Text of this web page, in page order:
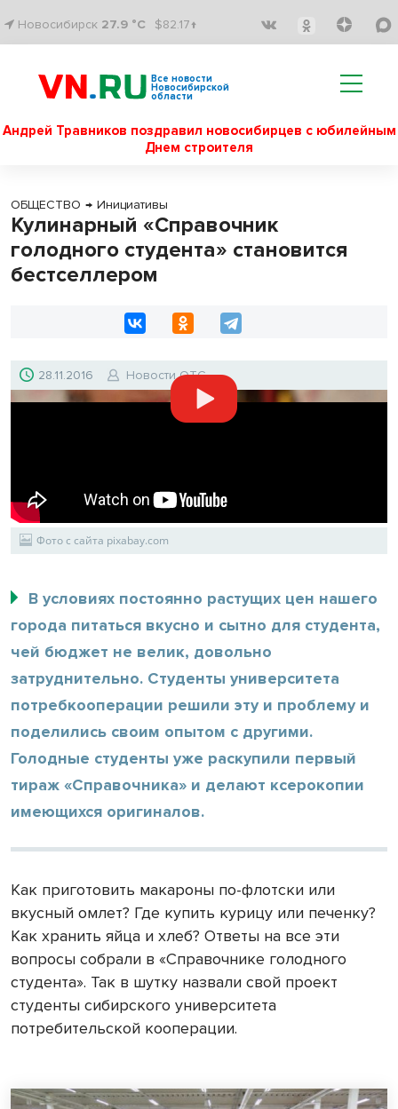
Новосибирск 27.9 °C $82.17↑
Все новости
Новосибирской
области
Андрей Травников поздравил новосибирцев с юбилейным
Днем строителя
ОБЩЕСТВО → Инициативы
Кулинарный «Справочник
голодного студента» становится
бестселлером
28.11.2016 Новости ОТС
Фото с сайта pixabay.com
В условиях постоянно растущих цен нашего
города питаться вкусно и сытно для студента,
чей бюджет не велик, довольно
затруднительно. Студенты университета
потребкооперации решили эту и проблему и
поделились своим опытом с другими.
Голодные студенты уже раскупили первый
тираж «Справочника» и делают ксерокопии
имеющихся оригиналов.
Как приготовить макароны по-флотски или
вкусный омлет? Где купить курицу или печенку?
Как хранить яйца и хлеб? Ответы на все эти
вопросы собрали в «Справочнике голодного
студента». Так в шутку назвали свой проект
студенты сибирского университета
потребительской кооперации.